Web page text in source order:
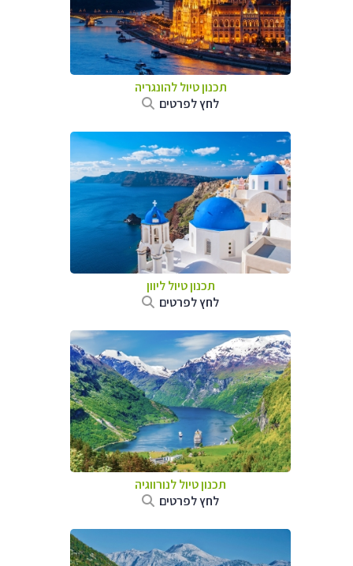
תכנון טיול להונגריה
לחץ לפרטים
תכנון טיול ליוון
לחץ לפרטים
תכנון טיול לנורווגיה
לחץ לפרטים